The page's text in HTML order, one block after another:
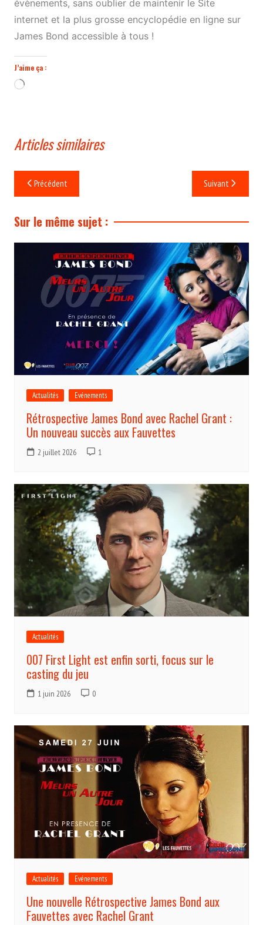
évènements, sans oublier de maintenir le Site
internet et la plus grosse encyclopédie en ligne sur
James Bond accessible à tous !
J’aime ça :
Chargement…
Articles similaires
Navigation
de
l’article
Précédent Suivant
Sur le même sujet :
Actualités Evénements
Rétrospective James Bond avec Rachel Grant :
Un nouveau succès aux Fauvettes
2 juillet 2026 1
Actualités
007 First Light est enfin sorti, focus sur le
casting du jeu
1 juin 2026 0
Actualités Evénements
Une nouvelle Rétrospective James Bond aux
Fauvettes avec Rachel Grant